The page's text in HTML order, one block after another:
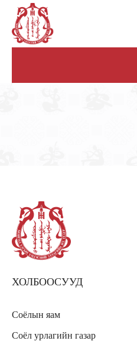
ХОЛБООСУУД
Соёлын яам
Соёл урлагийн газар